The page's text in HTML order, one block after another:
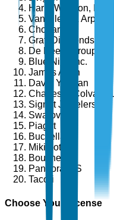
Harry Winston, Inc.
Van Cleef & Arpels
Chopard
Graff Diamonds
De Beers Group
Blue Nile, Inc.
James Allen
David Yurman
Charles & Colvard,
Signet Jewelers
Swarovski
Piaget
Buccellati
Mikimoto
Boucheron
Pandora A/S
Tacori
Choose Your License